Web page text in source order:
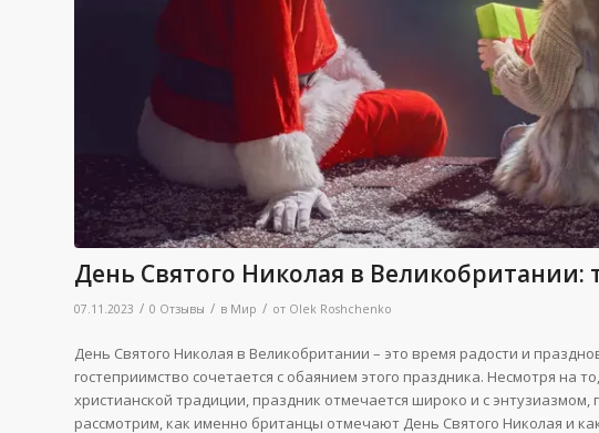
День Святого Николая в
07.11.2023 / 0 Отзывы / в Мир / от Olek Roshchenko
День Святого Николая в Великобритании – это время радости и
гостеприимство сочетается с обаянием этого праздника. Несмотря на
христианской традиции, праздник отмечается широко и с
рассмотрим, как именно британцы отмечают День Святого Николая и